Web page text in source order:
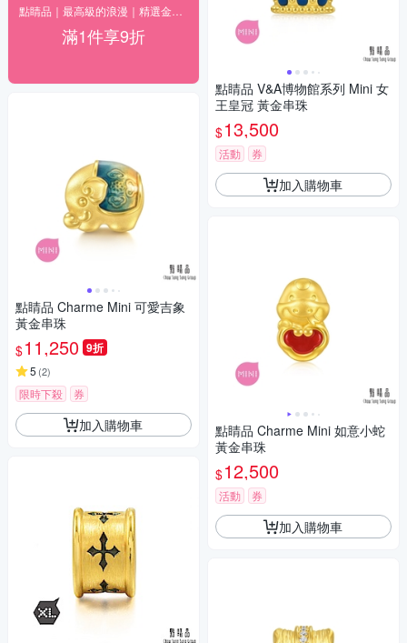
滿1件享9折
點睛品 Charme Mini 可愛吉象
黃金串珠
$11,250 9折
5 (2)
限時下殺 券
加入購物車
點睛品 V&A博物館系列 Mini 女
王皇冠 黃金串珠
$13,500
活動 券
加入購物車
點睛品 Charme Mini 如意小蛇
黃金串珠
$12,500
活動 券
加入購物車